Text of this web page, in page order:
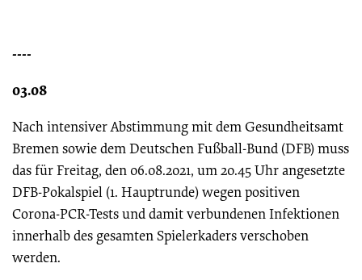
----
03.08
Nach intensiver Abstimmung mit dem Gesundheitsamt
Bremen sowie dem Deutschen Fußball-Bund (DFB) muss
das für Freitag, den 06.08.2021, um 20.45 Uhr angesetzte
DFB-Pokalspiel (1. Hauptrunde) wegen positiven
Corona-PCR-Tests und damit verbundenen Infektionen
innerhalb des gesamten Spielerkaders verschoben
werden.